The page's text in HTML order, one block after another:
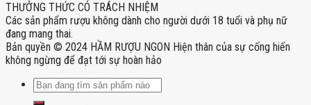
THƯỞNG THỨC CÓ TRÁCH NHIỆM
Các sản phẩm rượu không dành cho người dưới 18 tuổi và phụ nữ
đang mang thai.
Bản quyền © 2024 HẦM RƯỢU NGON Hiện thân của sự cống hiến
không ngừng để đạt tới sự hoàn hảo
Tìm